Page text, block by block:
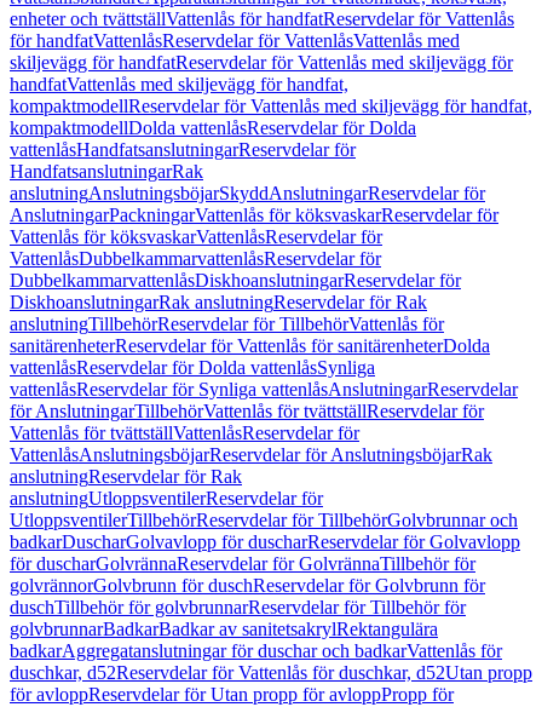
enheter och tvättställVattenlås för handfatReservdelar för Vattenlås
för handfatVattenlåsReservdelar för VattenlåsVattenlås med
skiljevägg för handfatReservdelar för Vattenlås med skiljevägg för
handfatVattenlås med skiljevägg för handfat,
kompaktmodellReservdelar för Vattenlås med skiljevägg för handfat,
kompaktmodellDolda vattenlåsReservdelar för Dolda
vattenlåsHandfatsanslutningarReservdelar för
HandfatsanslutningarRak
anslutningAnslutningsböjarSkyddAnslutningarReservdelar för
AnslutningarPackningarVattenlås för köksvaskarReservdelar för
Vattenlås för köksvaskarVattenlåsReservdelar för
VattenlåsDubbelkammarvattenlåsReservdelar för
DubbelkammarvattenlåsDiskhoanslutningarReservdelar för
DiskhoanslutningarRak anslutningReservdelar för Rak
anslutningTillbehörReservdelar för TillbehörVattenlås för
sanitärenheterReservdelar för Vattenlås för sanitärenheterDolda
vattenlåsReservdelar för Dolda vattenlåsSynliga
vattenlåsReservdelar för Synliga vattenlåsAnslutningarReservdelar
för AnslutningarTillbehörVattenlås för tvättställReservdelar för
Vattenlås för tvättställVattenlåsReservdelar för
VattenlåsAnslutningsböjarReservdelar för AnslutningsböjarRak
anslutningReservdelar för Rak
anslutningUtloppsventilerReservdelar för
UtloppsventilerTillbehörReservdelar för TillbehörGolvbrunnar och
badkarDuscharGolvavlopp för duscharReservdelar för Golvavlopp
för duscharGolvrännaReservdelar för GolvrännaTillbehör för
golvrännorGolvbrunn för duschReservdelar för Golvbrunn för
duschTillbehör för golvbrunnarReservdelar för Tillbehör för
golvbrunnarBadkarBadkar av sanitetsakrylRektangulära
badkarAggregatanslutningar för duschar och badkarVattenlås för
duschkar, d52Reservdelar för Vattenlås för duschkar, d52Utan propp
för avloppReservdelar för Utan propp för avloppPropp för